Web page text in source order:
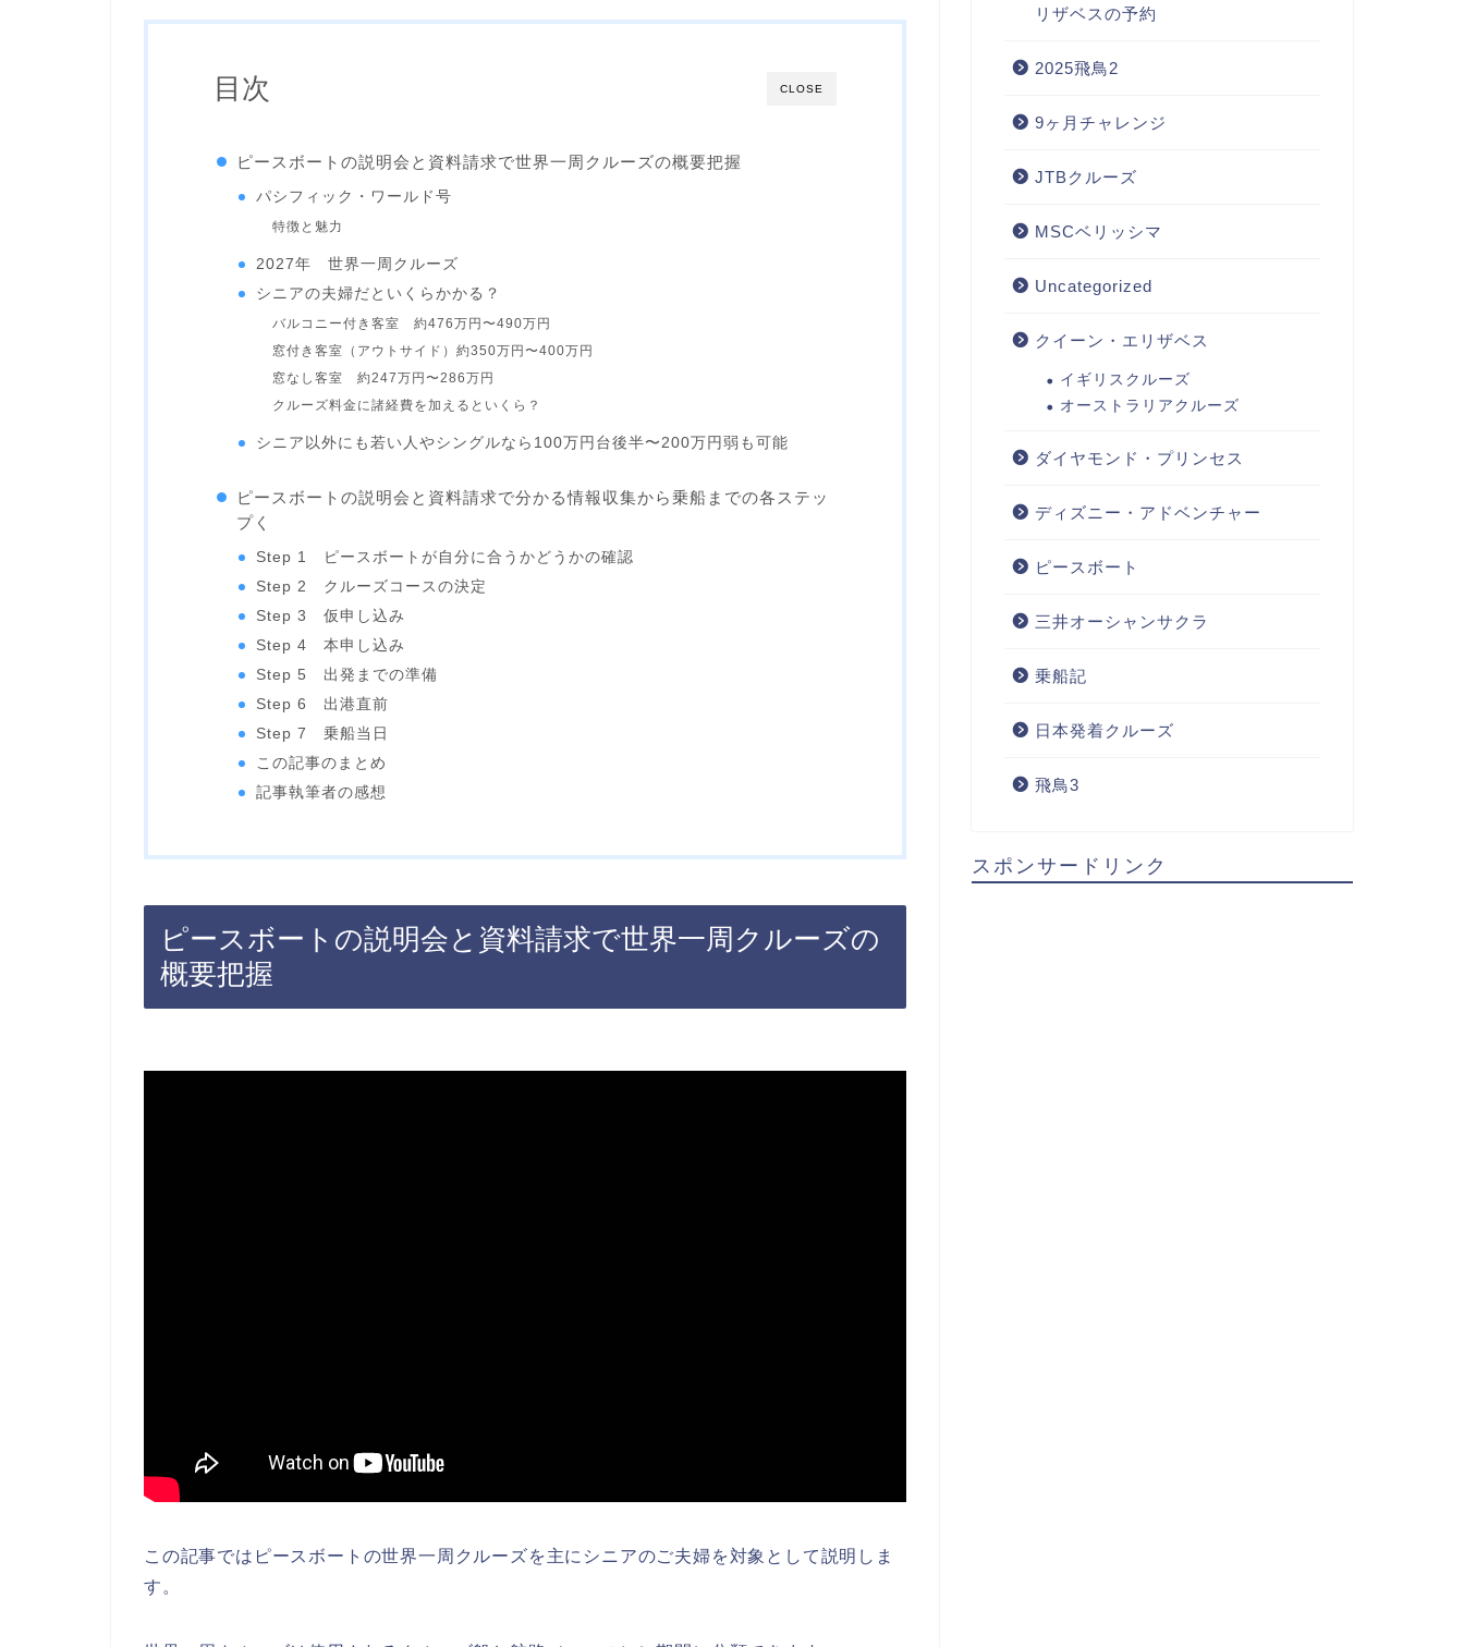
CLOSE
目次
ピースボートの説明会と資料請求で世界一周クルーズの概要把握
パシフィック・ワールド号
特徴と魅力
2027年 世界一周クルーズ
シニアの夫婦だといくらかかる？
バルコニー付き客室 約476万円〜490万円
窓付き客室（アウトサイド）約350万円〜400万円
窓なし客室 約247万円〜286万円
クルーズ料金に諸経費を加えるといくら？
シニア以外にも若い人やシングルなら100万円台後半〜200万円弱も可能
ピースボートの説明会と資料請求で分かる情報収集から乗船までの各ステッ
プく
Step 1 ピースボートが自分に合うかどうかの確認
Step 2 クルーズコースの決定
Step 3 仮申し込み
Step 4 本申し込み
Step 5 出発までの準備
Step 6 出港直前
Step 7 乗船当日
この記事のまとめ
記事執筆者の感想
ピースボートの説明会と資料請求で世界一周クルーズの
概要把握
この記事ではピースボートの世界一周クルーズを主にシニアのご夫婦を対象として説明しま
す。
リザベスの予約
2025飛鳥2
9ヶ月チャレンジ
JTBクルーズ
MSCベリッシマ
Uncategorized
クイーン・エリザベス
イギリスクルーズ
オーストラリアクルーズ
ダイヤモンド・プリンセス
ディズニー・アドベンチャー
ピースボート
三井オーシャンサクラ
乗船記
日本発着クルーズ
飛鳥3
スポンサードリンク